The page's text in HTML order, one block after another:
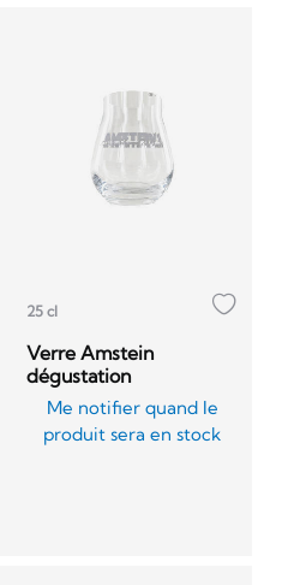
25 cl
Verre Amstein
dégustation
Me notifier quand le
produit sera en stock